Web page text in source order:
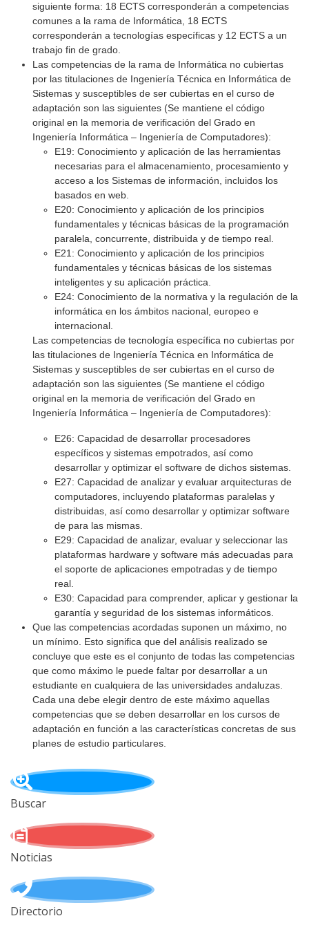
siguiente forma: 18 ECTS corresponderán a competencias
comunes a la rama de Informática, 18 ECTS
corresponderán a tecnologías específicas y 12 ECTS a un
trabajo fin de grado.
Las competencias de la rama de Informática no cubiertas
por las titulaciones de Ingeniería Técnica en Informática de
Sistemas y susceptibles de ser cubiertas en el curso de
adaptación son las siguientes (Se mantiene el código
original en la memoria de verificación del Grado en
Ingeniería Informática – Ingeniería de Computadores):
E19: Conocimiento y aplicación de las herramientas
necesarias para el almacenamiento, procesamiento y
acceso a los Sistemas de información, incluidos los
basados en web.
E20: Conocimiento y aplicación de los principios
fundamentales y técnicas básicas de la programación
paralela, concurrente, distribuida y de tiempo real.
E21: Conocimiento y aplicación de los principios
fundamentales y técnicas básicas de los sistemas
inteligentes y su aplicación práctica.
E24: Conocimiento de la normativa y la regulación de la
informática en los ámbitos nacional, europeo e
internacional.
Las competencias de tecnología específica no cubiertas por
las titulaciones de Ingeniería Técnica en Informática de
Sistemas y susceptibles de ser cubiertas en el curso de
adaptación son las siguientes (Se mantiene el código
original en la memoria de verificación del Grado en
Ingeniería Informática – Ingeniería de Computadores):
E26: Capacidad de desarrollar procesadores
específicos y sistemas empotrados, así como
desarrollar y optimizar el software de dichos sistemas.
E27: Capacidad de analizar y evaluar arquitecturas de
computadores, incluyendo plataformas paralelas y
distribuidas, así como desarrollar y optimizar software
de para las mismas.
E29: Capacidad de analizar, evaluar y seleccionar las
plataformas hardware y software más adecuadas para
el soporte de aplicaciones empotradas y de tiempo
real.
E30: Capacidad para comprender, aplicar y gestionar la
garantía y seguridad de los sistemas informáticos.
Que las competencias acordadas suponen un máximo, no
un mínimo. Esto significa que del análisis realizado se
concluye que este es el conjunto de todas las competencias
que como máximo le puede faltar por desarrollar a un
estudiante en cualquiera de las universidades andaluzas.
Cada una debe elegir dentro de este máximo aquellas
competencias que se deben desarrollar en los cursos de
adaptación en función a las características concretas de sus
planes de estudio particulares.
Buscar
Noticias
Directorio